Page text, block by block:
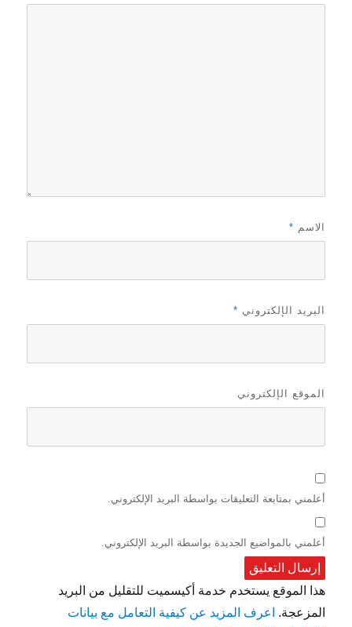
الاسم *
البريد الإلكتروني *
الموقع الإلكتروني
أعلمني بمتابعة التعليقات بواسطة البريد الإلكتروني.
أعلمني بالمواضيع الجديدة بواسطة البريد الإلكتروني.
هذا الموقع يستخدم خدمة أكيسميت للتقليل من البريد
المزعجة.
اعرف المزيد عن كيفية التعامل مع بيانات